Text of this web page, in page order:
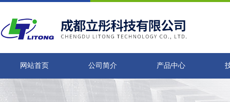
网站首页 公司简介 产品中心